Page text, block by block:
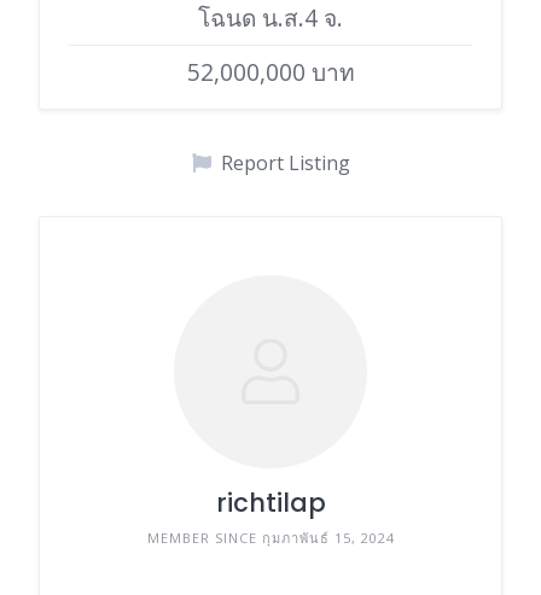
โฉนด น.ส.4 จ.
52,000,000 บาท
Report Listing
richtilap
MEMBER SINCE กุมภาพันธ์ 15, 2024